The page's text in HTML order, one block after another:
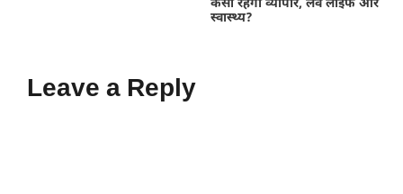
कैसा रहेगा व्यापार, लव लाइफ और
स्वास्थ्य?
Leave a Reply